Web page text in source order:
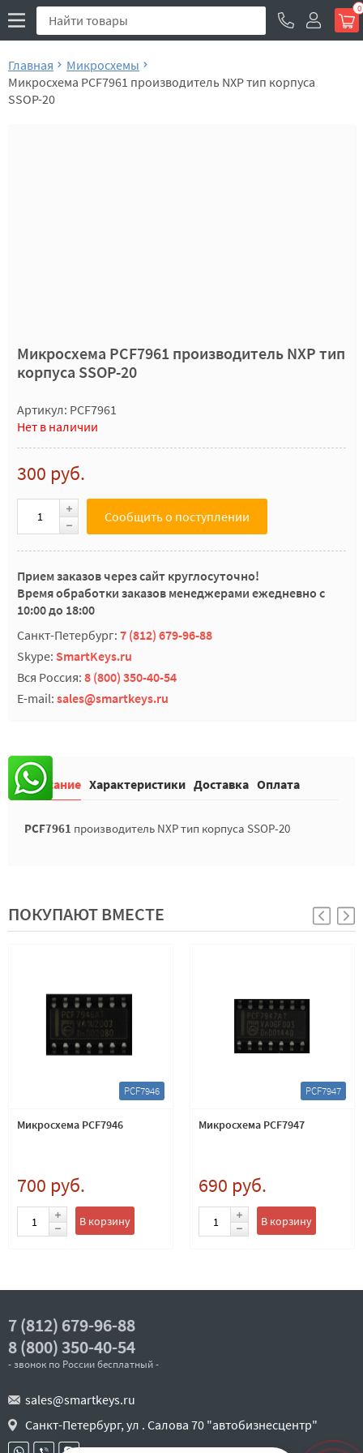
0
Главная
Микросхемы
Микросхема PCF7961 производитель NXP тип корпуса
SSOP-20
Микросхема PCF7961 производитель NXP тип
корпуса SSOP-20
Артикул: PCF7961
Нет в наличии
300 руб.
Сообщить о поступлении
Прием заказов через сайт круглосуточно!
Время обработки заказов менеджерами ежедневно с
10:00 до 18:00
Санкт-Петербург: 7 (812) 679-96-88
Skype: SmartKeys.ru
Вся Россия: 8 (800) 350-40-54
E-mail: sales@smartkeys.ru
Описание Характеристики Доставка Оплата
PCF7961 производитель NXP тип корпуса SSOP-20
ПОКУПАЮТ ВМЕСТЕ
PCF7946
Микросхема PCF7946
700 руб.
В корзину
PCF7947
Микросхема PCF7947
690 руб.
В корзину
7 (812) 679-96-88
8 (800) 350-40-54
- звонок по России бесплатный -
sales@smartkeys.ru
Санкт-Петербург, ул . Салова 70 "автобизнесцентр"